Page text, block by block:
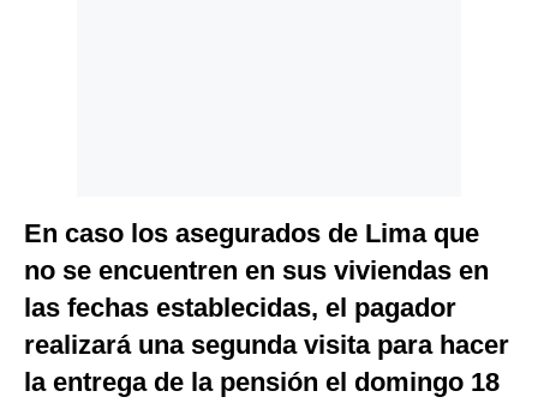
En caso los asegurados de Lima que
no se encuentren en sus viviendas en
las fechas establecidas, el pagador
realizará una segunda visita para hacer
la entrega de la pensión el domingo 18